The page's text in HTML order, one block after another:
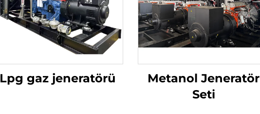
Lpg gaz jeneratörü
Metanol Jeneratör
Seti